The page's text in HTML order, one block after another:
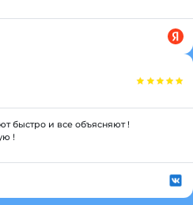
быстро и все объясняют !
!